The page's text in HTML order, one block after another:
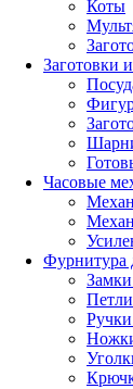
Коты
Заготовки
Часовые
Фурнитура